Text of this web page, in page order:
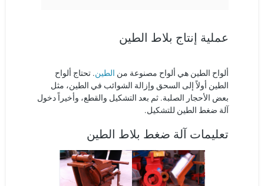
عملية إنتاج بلاط الطين
ألواح الطين هي ألواح مصنوعة من الطين. تحتاج ألواح
الطين أولاً إلى السحق وإزالة الشوائب في الطين، مثل
بعض الأحجار الصلبة. ثم بعد التشكيل والقطع، وأخيراً دخول
آلة ضغط الطين للتشكيل.
تعليمات آلة ضغط بلاط الطين